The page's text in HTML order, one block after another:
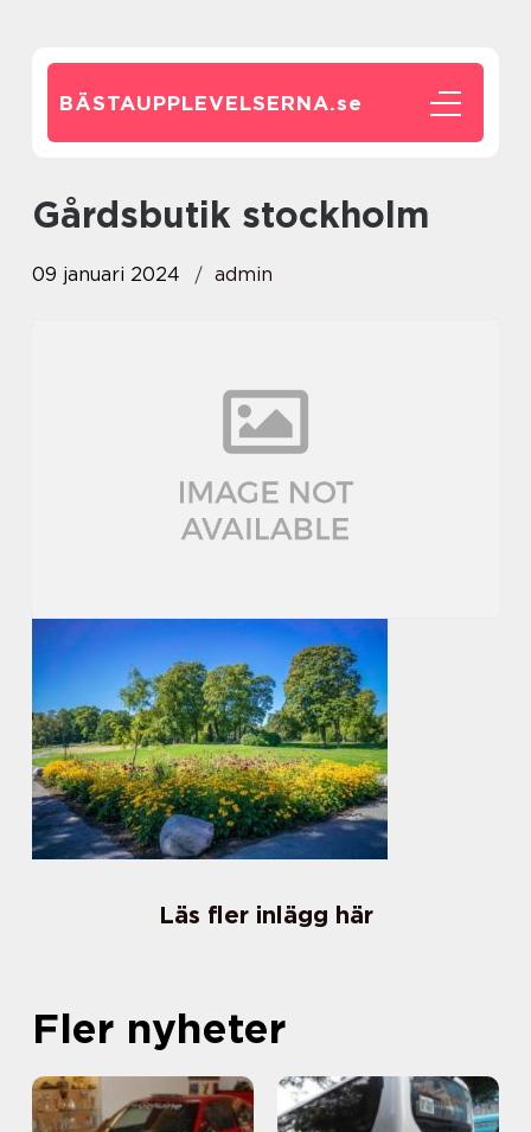
BÄSTAUPPLEVELSERNA.se
gårdsbutik stockholm
09 januari 2024 admin
Läs fler inlägg här
Fler nyheter